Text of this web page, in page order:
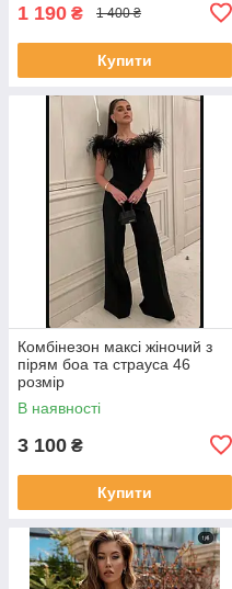
1 190 ₴ 1 400 ₴
Купити
Комбінезон максі жіночий з
пірям боа та страуса 46
розмір
В наявності
3 100 ₴
Купити